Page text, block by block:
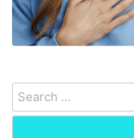
Search
for: